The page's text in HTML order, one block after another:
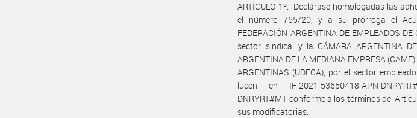
ARTÍCULO 1º.- Declárase homologadas las
el número 765/20, y a su prórroga el
FEDERACIÓN ARGENTINA DE EMPLEADOS
sector sindical y la CÁMARA ARGENTINA DE
ARGENTINA DE LA MEDIANA EMPRESA
ARGENTINAS (UDECA), por el sector
lucen en IF-2021-53650418-APN-
DNRYRT#MT conforme a los términos del
sus modificatorias.